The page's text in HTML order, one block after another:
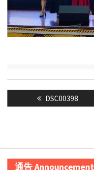
navigationPrevious
post:
DSC00398
通告 Announcement